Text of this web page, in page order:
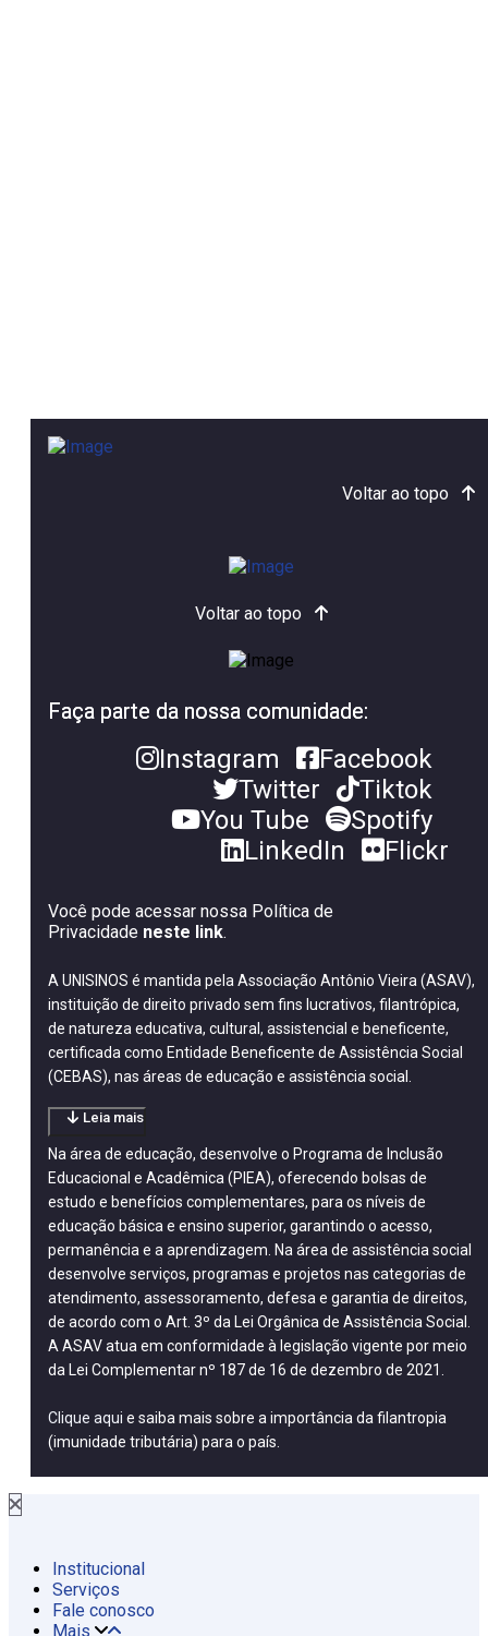
Voltar ao topo
Voltar ao topo
Faça parte da nossa comunidade:
Instagram
Facebook
Twitter
Tiktok
You Tube
Spotify
LinkedIn
Flickr
Você pode acessar nossa Política de
Privacidade neste link.
A UNISINOS é mantida pela Associação Antônio Vieira (ASAV),
instituição de direito privado sem fins lucrativos, filantrópica,
de natureza educativa, cultural, assistencial e beneficente,
certificada como Entidade Beneficente de Assistência Social
(CEBAS), nas áreas de educação e assistência social.
Leia mais
Na área de educação, desenvolve o Programa de Inclusão
Educacional e Acadêmica (PIEA), oferecendo bolsas de
estudo e benefícios complementares, para os níveis de
educação básica e ensino superior, garantindo o acesso,
permanência e a aprendizagem. Na área de assistência social
desenvolve serviços, programas e projetos nas categorias de
atendimento, assessoramento, defesa e garantia de direitos,
de acordo com o Art. 3º da Lei Orgânica de Assistência Social.
A ASAV atua em conformidade à legislação vigente por meio
da Lei Complementar nº 187 de 16 de dezembro de 2021.
Clique aqui e saiba mais sobre a importância da filantropia
(imunidade tributária) para o país.
Institucional
Serviços
Fale conosco
Mais